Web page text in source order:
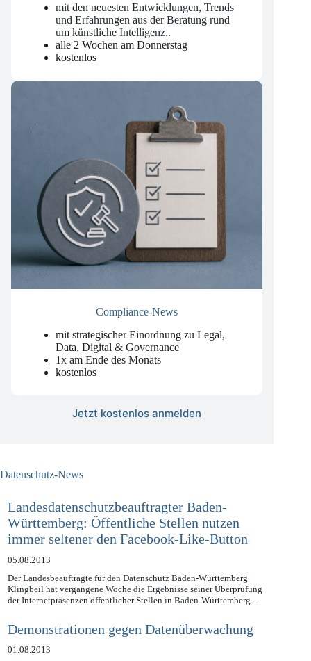
mit den neuesten Entwicklungen, Trends
und Erfahrungen aus der Beratung rund
um künstliche Intelligenz..
alle 2 Wochen am Donnerstag
mit strategischer Einordnung zu Legal,
Data, Digital & Governance
1x am Ende des Monats
Landesdatenschutzbeauftragter Baden-
Württemberg: Öffentliche Stellen nutzen
immer seltener den Facebook-Like-Button
05.08.2013
Der Landesbeauftragte für den Datenschutz Baden-Württemberg
Klingbeil hat vergangene Woche die Ergebnisse seiner Überprüfung
Demonstrationen gegen Datenüberwachung